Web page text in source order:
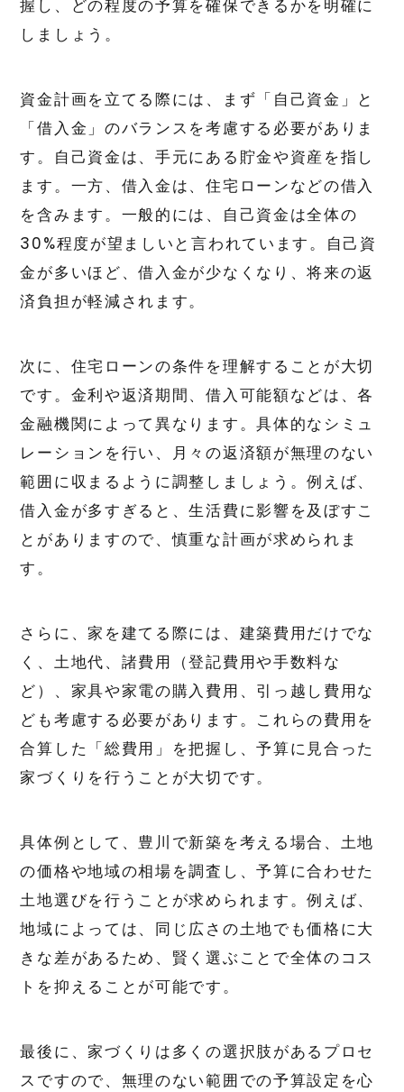
握し、どの程度の予算を確保できるかを明確に
しましょう。
資金計画を立てる際には、まず「自己資金」と
「借入金」のバランスを考慮する必要がありま
す。自己資金は、手元にある貯金や資産を指し
ます。一方、借入金は、住宅ローンなどの借入
を含みます。一般的には、自己資金は全体の
30%程度が望ましいと言われています。自己資
金が多いほど、借入金が少なくなり、将来の返
済負担が軽減されます。
次に、住宅ローンの条件を理解することが大切
です。金利や返済期間、借入可能額などは、各
金融機関によって異なります。具体的なシミュ
レーションを行い、月々の返済額が無理のない
範囲に収まるように調整しましょう。例えば、
借入金が多すぎると、生活費に影響を及ぼすこ
とがありますので、慎重な計画が求められま
す。
さらに、家を建てる際には、建築費用だけでな
く、土地代、諸費用（登記費用や手数料な
ど）、家具や家電の購入費用、引っ越し費用な
ども考慮する必要があります。これらの費用を
合算した「総費用」を把握し、予算に見合った
家づくりを行うことが大切です。
具体例として、豊川で新築を考える場合、土地
の価格や地域の相場を調査し、予算に合わせた
土地選びを行うことが求められます。例えば、
地域によっては、同じ広さの土地でも価格に大
きな差があるため、賢く選ぶことで全体のコス
トを抑えることが可能です。
最後に、家づくりは多くの選択肢があるプロセ
スですので、無理のない範囲での予算設定を心